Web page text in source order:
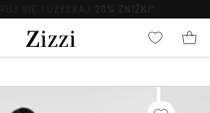
20% ZNIŻKI *